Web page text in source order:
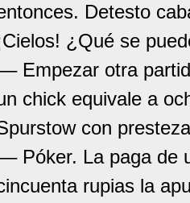
Detesto
¿Qué se
Empezar otra
chick equivale a
con
Póker. La paga de
rupias la